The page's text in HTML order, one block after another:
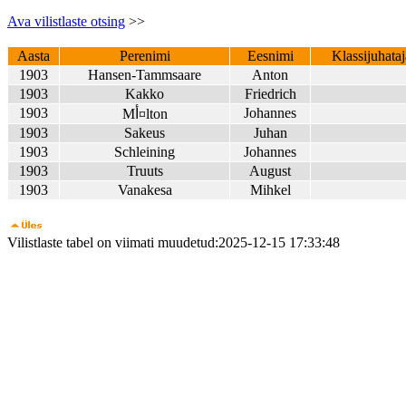
Ava vilistlaste otsing >>
Aasta Perenimi Eesnimi
1903
Hansen-Tammsaare
Anton
1903
Kakko
Friedrich
1903
Mأ¤lton
Johannes
1903
Sakeus
Juhan
1903
Schleining
Johannes
1903
Truuts
August
1903
Vanakesa Mihkel
Vilistlaste tabel on viimati muudetud:2025-12-15 17:33:48